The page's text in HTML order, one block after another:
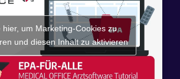
hier, um Marketing-Cookies zu
und diesen Inhalt zu aktivieren